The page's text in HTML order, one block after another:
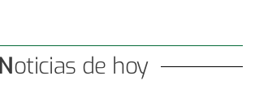
Noticias de hoy